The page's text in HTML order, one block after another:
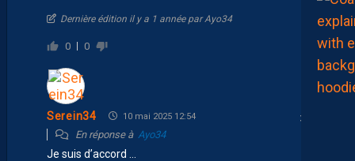
Dernière édition il y a 1 année par Ayo34
0 0
Serein34 10 mai 2025 12:54
En réponse à Ayo34
Je suis d’accord …